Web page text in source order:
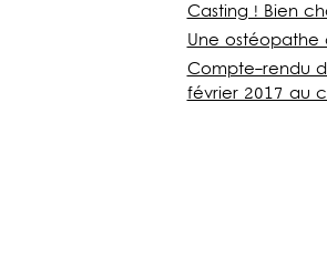
Casting ! Bien
Une ostéopathe
Compte-rendu
février 2017 au